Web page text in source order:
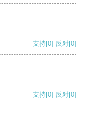
支持[0] 反对[0]
支持[0] 反对[0]